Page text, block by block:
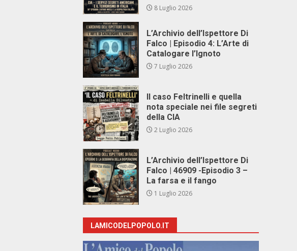
8 Luglio 2026
L’Archivio dell’Ispettore Di
Falco | Episodio 4: L’Arte di
Catalogare l’Ignoto
7 Luglio 2026
Il caso Feltrinelli e quella
nota speciale nei file segreti
della CIA
2 Luglio 2026
L’Archivio dell’Ispettore Di
Falco | 46909 -Episodio 3 –
La farsa e il fango
1 Luglio 2026
LAMICODELPOPOLO.IT